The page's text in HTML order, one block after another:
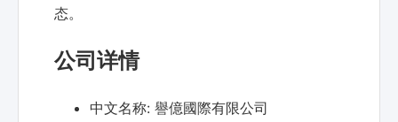
态。
公司详情
中文名称: 譽億國際有限公司